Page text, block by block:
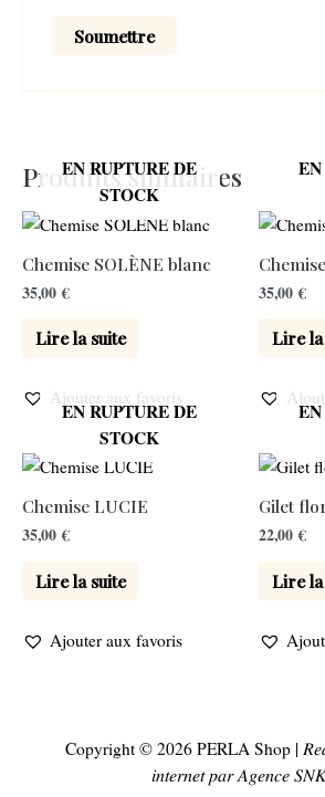
Produits similaires
EN RUPTURE DE
STOCK
Chemise SOLÈNE blanc
35,00€
Lire la suite
Ajouter aux favoris
35,00€
Lire la
EN RUPTURE DE
STOCK
Chemise LUCIE
35,00€
Lire la suite
Ajouter aux favoris
Gilet
22,00€
Lire la
Copyright © 2026 PERLA Shop |
𝑖𝑛𝑡𝑒𝑟𝑛𝑒𝑡 𝑝𝑎𝑟 𝐴𝑔𝑒𝑛𝑐𝑒